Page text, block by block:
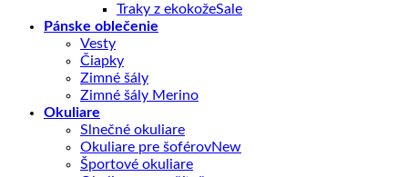
Traky z ekokože
Pánske oblečenie
Vesty
Čiapky
Zimné šály
Zimné šály Merino
Okuliare
Slnečné okuliare
Okuliare pre šoférov
Športové okuliare